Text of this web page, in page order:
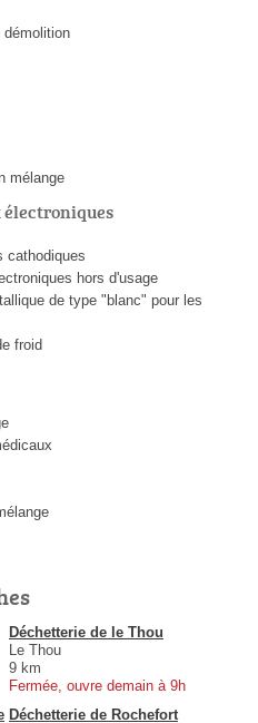
mélange
électroniques
cathodiques
hors d'usage
de type "blanc" pour les
froid
Déchetterie de le Thou
Le Thou
9 km
Fermée, ouvre demain à 9h
Déchetterie de Rochefort